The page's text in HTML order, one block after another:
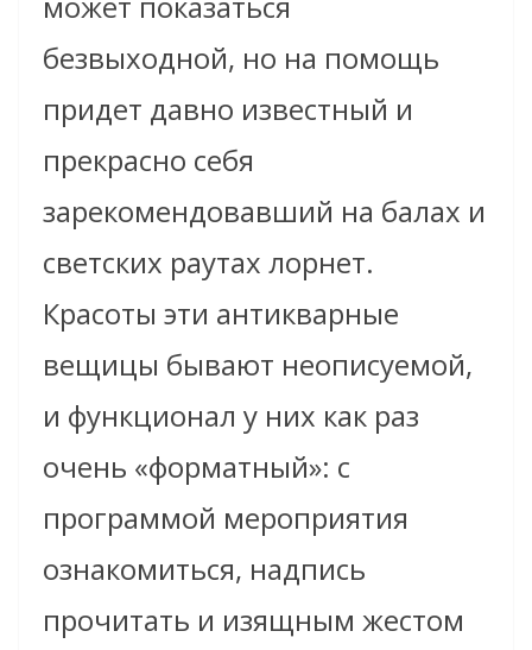
безвыходной, но на помощь
придет давно известный и
прекрасно себя
зарекомендовавший на балах и
светских раутах лорнет.
Красоты эти антикварные
вещицы бывают неописуемой,
и функционал у них как раз
очень «форматный»: с
программой мероприятия
ознакомиться, надпись
прочитать и изящным жестом